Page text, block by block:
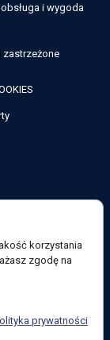
i wygoda
zastrzeżone
korzystania
zgodę na
prywatności